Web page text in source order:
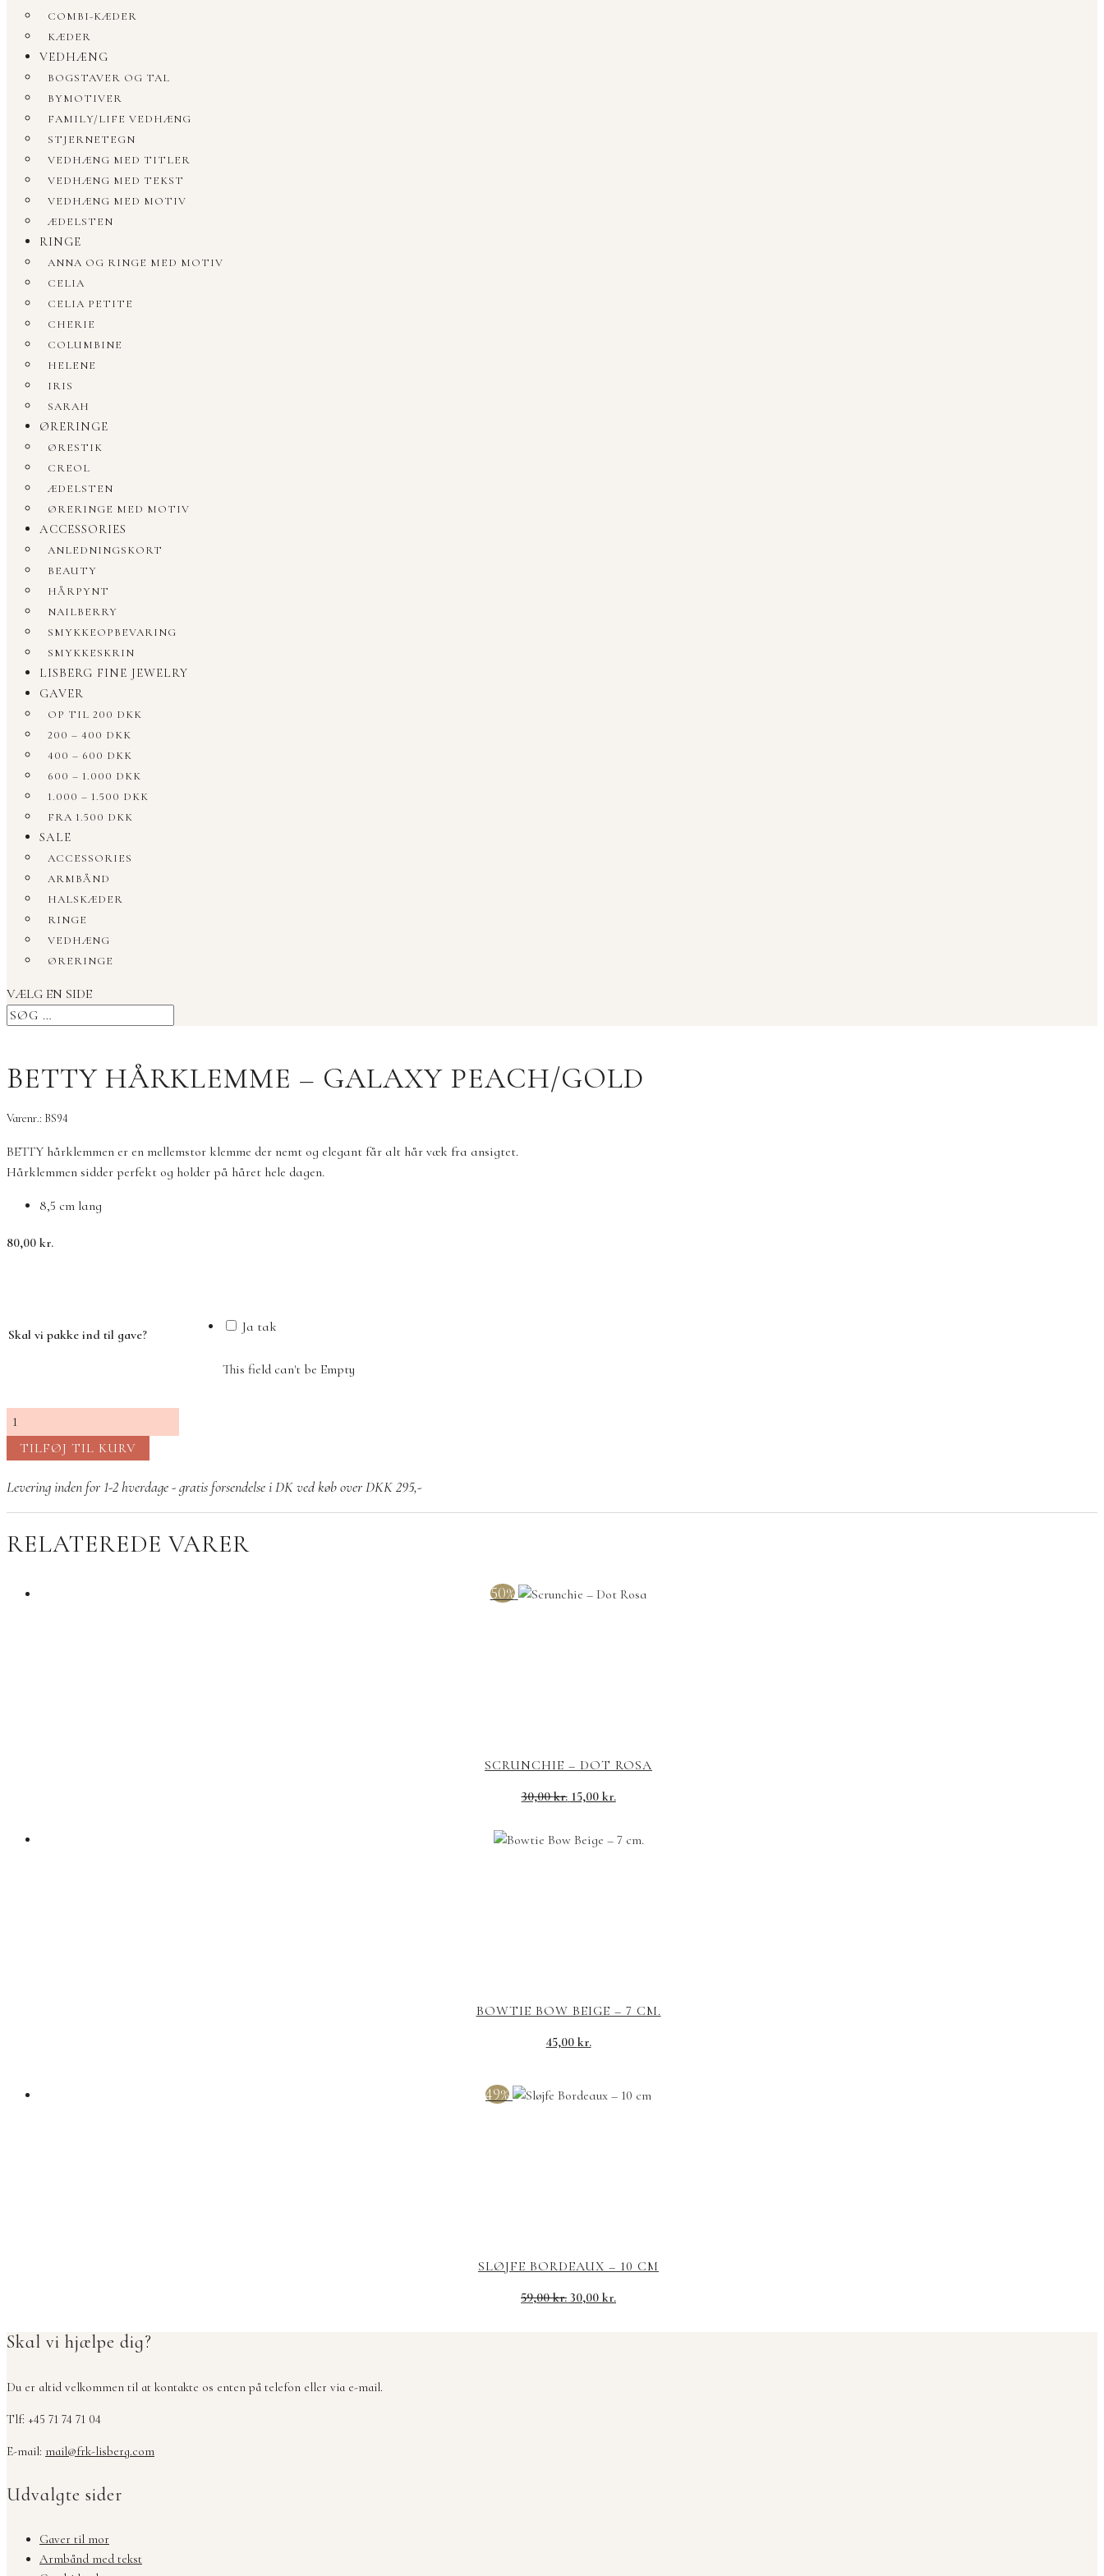
COMBI-KÆDER
KÆDER
VEDHÆNG
BOGSTAVER OG TAL
BYMOTIVER
FAMILY/LIFE VEDHÆNG
STJERNETEGN
VEDHÆNG MED TITLER
VEDHÆNG MED TEKST
VEDHÆNG MED MOTIV
ÆDELSTEN
RINGE
ANNA OG RINGE MED MOTIV
CELIA
CELIA PETITE
CHERIE
COLUMBINE
HELENE
IRIS
SARAH
ØRERINGE
ØRESTIK
CREOL
ÆDELSTEN
ØRERINGE MED MOTIV
ACCESSORIES
ANLEDNINGSKORT
BEAUTY
HÅRPYNT
NAILBERRY
SMYKKEOPBEVARING
SMYKKESKRIN
LISBERG FINE JEWELRY
GAVER
OP TIL 200 DKK
200 – 400 DKK
400 – 600 DKK
600 – 1.000 DKK
1.000 – 1.500 DKK
FRA 1.500 DKK
SALE
ACCESSORIES
ARMBÅND
HALSKÆDER
RINGE
VEDHÆNG
ØRERINGE
VÆLG EN SIDE
BETTY HÅRKLEMME – GALAXY PEACH/GOLD
Varenr.: BS94
BETTY hårklemmen er en mellemstor klemme der nemt og elegant får alt hår væk fra ansigtet.
Hårklemmen sidder perfekt og holder på håret hele dagen.
8,5 cm lang
80,00 kr.
Skal vi pakke ind til gave? Ja tak
This field can't be Empty
BETTY
Hårklemme
–
Galaxy
Peach/Gold
TILFØJ TIL KURV
Levering inden for 1-2 hverdage - gratis forsendelse i DK ved køb over DKK 295,-
RELATEREDE VARER
50%
SCRUNCHIE – DOT ROSA
30,00kr. Den
pris
15,00 kr.Den
pris
BOWTIE BOW BEIGE – 7 CM.
45,00 kr.
49%
SLØJFE BORDEAUX – 10 CM
59,00kr. Den
30,00 kr.Den
Skal vi hjælpe dig?
Du er altid velkommen til at kontakte os enten på telefon eller via e-mail.
Tlf: +45 71 74 71 04
E-mail: mail@frk-lisberg.com
Udvalgte sider
Gaver til mor
Armbånd med tekst